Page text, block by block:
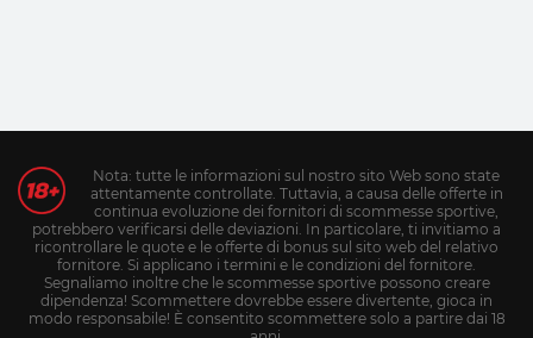
Nota: tutte le informazioni sul nostro sito Web sono state
attentamente controllate. Tuttavia, a causa delle offerte in
continua evoluzione dei fornitori di scommesse sportive,
potrebbero verificarsi delle deviazioni. In particolare, ti invitiamo a
ricontrollare le quote e le offerte di bonus sul sito web del relativo
fornitore. Si applicano i termini e le condizioni del fornitore.
Segnaliamo inoltre che le scommesse sportive possono creare
dipendenza! Scommettere dovrebbe essere divertente, gioca in
modo responsabile! È consentito scommettere solo a partire dai 18